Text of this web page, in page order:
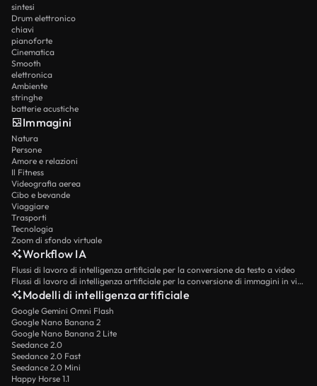
sintesi
Drum elettronico
chiavi
pianoforte
Cinematica
Smooth
elettronica
Ambiente
stringhe
batterie acustiche
Immagini
Natura
Persone
Amore e relazioni
Il Fitness
Videografia aerea
Cibo e bevande
Viaggiare
Trasporti
Tecnologia
Zoom di sfondo virtuale
Workflow IA
Flussi di lavoro di intelligenza artificiale per la conversione da testo a video
Flussi di lavoro di intelligenza artificiale per la conversione di immagini in video
Modelli di intelligenza artificiale
Google Gemini Omni Flash
Google Nano Banana 2
Google Nano Banana 2 Lite
Seedance 2.0
Seedance 2.0 Fast
Seedance 2.0 Mini
Happy Horse 1.1